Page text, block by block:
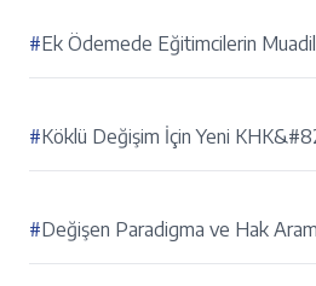
#Ek Ödemede Eğitimcilerin
#Köklü Değişim İçin Yeni
#Değişen Paradigma ve Hak